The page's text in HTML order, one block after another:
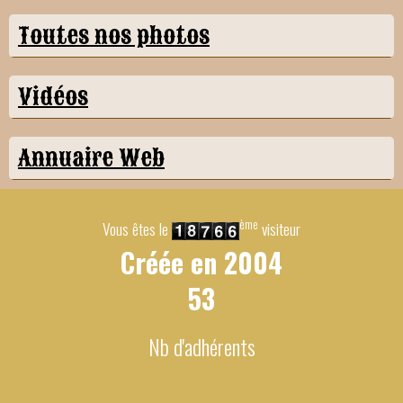
Toutes nos photos
Vidéos
Annuaire Web
Vous êtes le ème visiteur
Créée en 2004
53
Nb d'adhérents